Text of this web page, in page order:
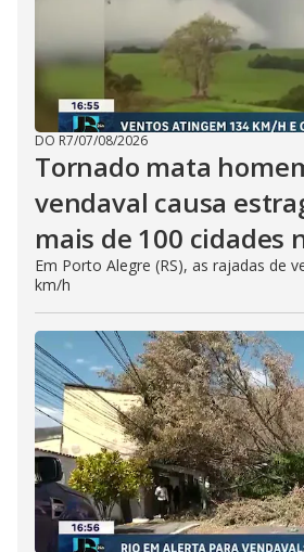
DO R7/07/08/2026
Tornado mata
vendaval causa
mais de 100 cidades
Em Porto Alegre (RS), as rajadas de
km/h